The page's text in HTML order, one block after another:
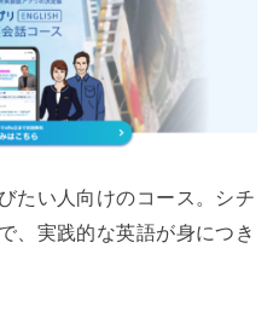
たい人向けのコース。シチ
、実践的な英語が身につき